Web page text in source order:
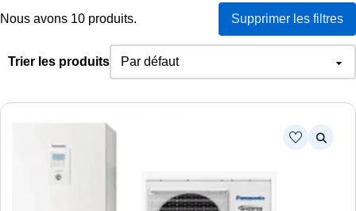
Nous avons 10 produits. Supprimer les filtres
Trier les produits